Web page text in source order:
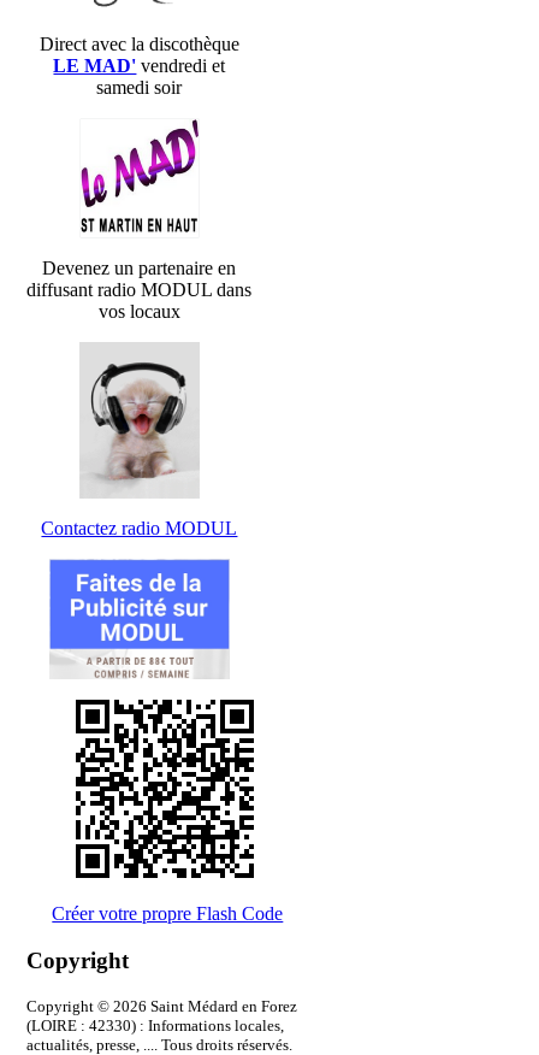
Direct avec la discothèque
LE MAD' vendredi et
samedi soir
Devenez un partenaire en
diffusant radio MODUL dans
vos locaux
Contactez radio MODUL
Créer votre propre Flash Code
Copyright
Copyright © 2026 Saint Médard en Forez
(LOIRE : 42330) : Informations locales,
actualités, presse, .... Tous droits réservés.